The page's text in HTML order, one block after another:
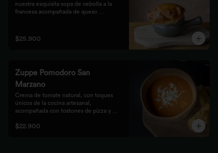
nuestra exquisita sopa de cebolla a la
francesa acompañada de queso
$25.900
Zuppe Pomodoro San
Marzano
Crema de tomate natural, con toques
únicos de la cocina artesanal,
acompañada con tostones de pizza y
$22.900